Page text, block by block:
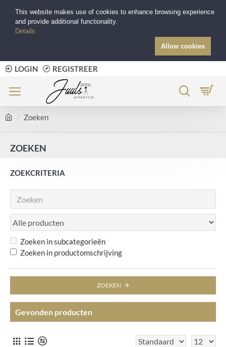
LOGIN REGISTREER
Zoeken
ZOEKEN
ZOEKCRITERIA
Zoeken in subcategorieën
Zoeken in productomschrijving
ZOEKEN
Gevonden producten
This website makes use of cookies to enhance browsing experience
and provide additional functionality.
Details
Allow cookies